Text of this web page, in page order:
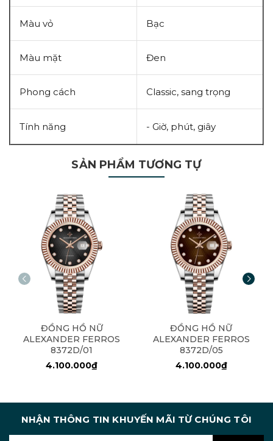
Màu vỏ Bạc
Màu mặt Đen
Phong cách Classic, sang trọng
Tính năng - Giờ, phút, giây
SẢN PHẨM TƯƠNG TỰ
ĐỒNG HỒ NỮ
ALEXANDER FERROS
8372D/01
4.100.000₫
ĐỒNG HỒ NỮ
ALEXANDER FERROS
8372D/05
4.100.000₫
NHẬN THÔNG TIN KHUYẾN MÃI TỪ CHÚNG TÔI